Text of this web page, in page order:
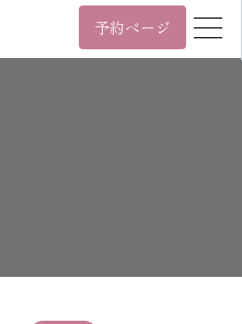
予約ページ